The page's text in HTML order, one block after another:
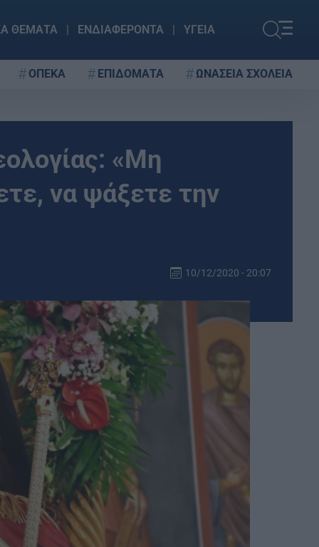
ΘΕΜΑΤΑ ΕΝΔΙΑΦΕΡΟΝΤΑ ΥΓΕΙΑ
ΟΠΕΚΑ ΕΠΙΔΟΜΑΤΑ ΩΝΑΣΕΙΑ ΣΧΟΛΕΙΑ
«Μη
να ψάξετε την
10/12/2020 - 20:07